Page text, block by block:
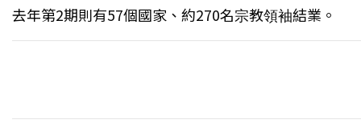
去年第2期則有57個國家、約270名宗教領袖結業。